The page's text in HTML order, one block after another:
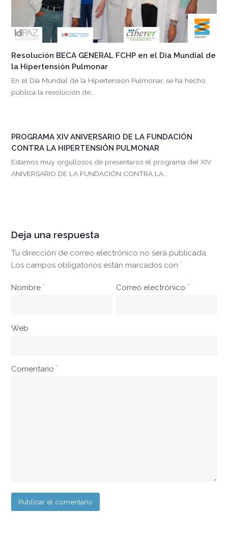
Resolución BECA GENERAL FCHP en el Día Mundial de
la Hipertensión Pulmonar
En el Día Mundial de la Hipertensión Pulmonar, se ha hecho
pública la resolución de…
PROGRAMA XIV ANIVERSARIO DE LA FUNDACIÓN
CONTRA LA HIPERTENSIÓN PULMONAR
Estamos muy orgullosos de presentaros el programa del XIV
ANIVERSARIO DE LA FUNDACIÓN CONTRA LA…
Deja una respuesta
Tu dirección de correo electrónico no será publicada.
Los campos obligatorios están marcados con*
Nombre* Correo electrónico*
Web
Comentario*